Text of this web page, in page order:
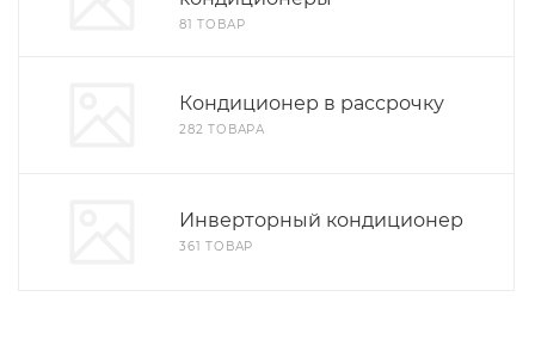
81 ТОВАР
Кондиционер в рассрочку
282 ТОВАРА
Инверторный кондиционер
361 ТОВАР